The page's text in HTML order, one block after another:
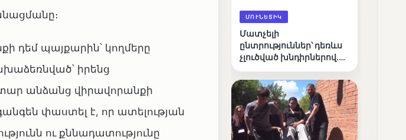
դեմ պայքարին՝ կողմերը
իրենց
անձանց վիրավորանքի
փաստել է, որ ատելության
ու քննադատությունը
ՄՈՒՆԵՏԻԿ
Մատչելի
ընտրություններ՝ դեռևս
չլուծված խնդիրներով.
դիտորդական
առաքելության
արդյունքները